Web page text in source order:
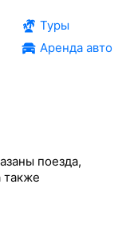
Туры
Аренда авто
поезда,
также